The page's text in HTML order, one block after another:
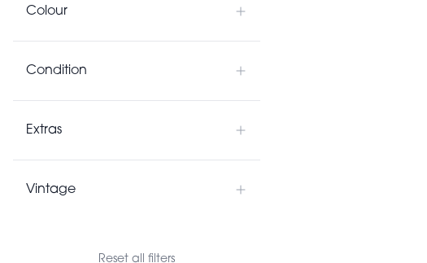
Gloves
Belts
Hats/ Caps
Colour
Condition
Extras
Vintage
Reset all filters